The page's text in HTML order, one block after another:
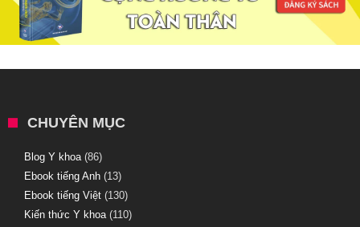
CHUYÊN MỤC
Blog Y khoa(86)
Ebook tiếng Anh (13)
Ebook tiếng Việt (130)
Kiến thức Y khoa(110)